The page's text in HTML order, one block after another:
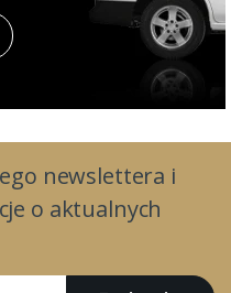
newslettera i
o aktualnych